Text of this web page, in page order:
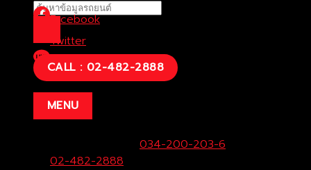
CALL : 02-482-2888
MENU
Facebook
Twitter
Line
บริษัท โตโยต้าท่าจีน ผู้จำหน่ายโตโยต้า จำกัด (สำนักงานใหญ่)
034-200-203-6
02-482-2888